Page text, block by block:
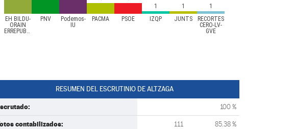
EH BILDU-
ORAIN
ERREPUBLIKAK
PNV
Podemos-
IU
PACMA PSOE IZQP JUNTS
RECORTES
CERO-LV-
GVE
1
1 1
RESUMEN DEL ESCRUTINIO DE ALTZAGA
100 %
contabilizados: 111 85.38 %